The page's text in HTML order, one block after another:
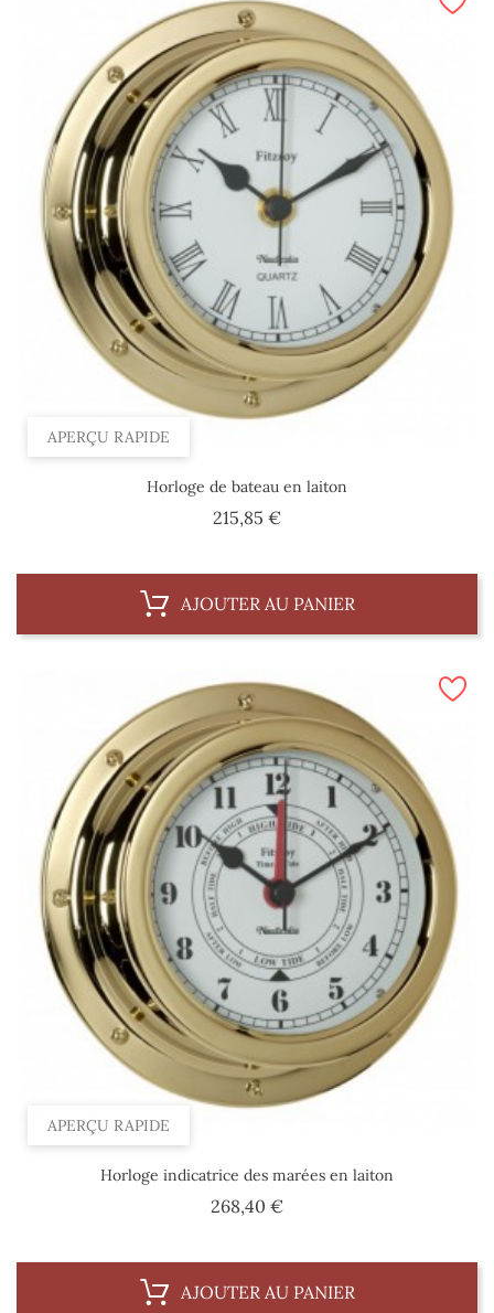
APERÇU RAPIDE
Horloge de bateau en laiton
215,85 €Prix
AJOUTER AU PANIER
APERÇU RAPIDE
Horloge indicatrice des marées en laiton
268,40 €Prix
AJOUTER AU PANIER